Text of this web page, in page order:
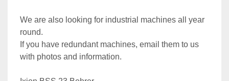
We are also looking for industrial machines all year
round.
If you have redundant machines, email them to us
with photos and information.